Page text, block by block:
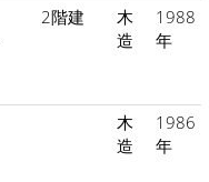
2階建
木
造
1988
年
木
造
1986
年